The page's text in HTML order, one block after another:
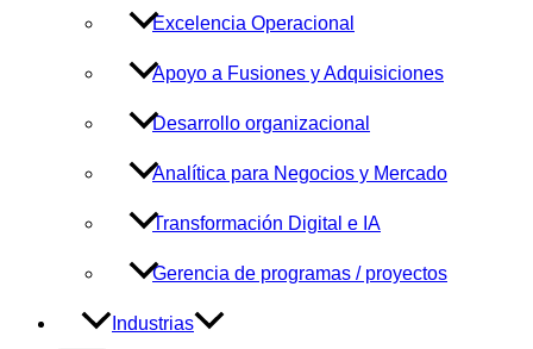
Excelencia Operacional
Apoyo a Fusiones y Adquisiciones
Desarrollo organizacional
Analítica para Negocios y Mercado
Transformación Digital e IA
Gerencia de programas / proyectos
Industrias